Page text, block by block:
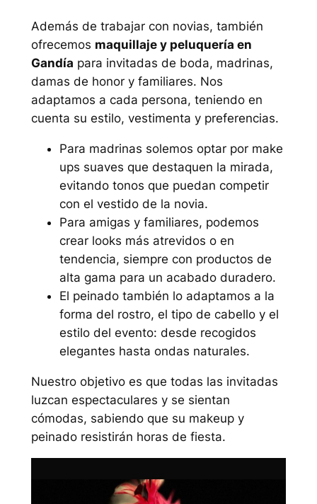
Además de trabajar con novias, también
ofrecemos maquillaje y peluquería en
Gandía para invitadas de boda, madrinas,
damas de honor y familiares. Nos
adaptamos a cada persona, teniendo en
cuenta su estilo, vestimenta y preferencias.
Para madrinas solemos optar por make
ups suaves que destaquen la mirada,
evitando tonos que puedan competir
con el vestido de la novia.
Para amigas y familiares, podemos
crear looks más atrevidos o en
tendencia, siempre con productos de
alta gama para un acabado duradero.
El peinado también lo adaptamos a la
forma del rostro, el tipo de cabello y el
estilo del evento: desde recogidos
elegantes hasta ondas naturales.
Nuestro objetivo es que todas las invitadas
luzcan espectaculares y se sientan
cómodas, sabiendo que su makeup y
peinado resistirán horas de fiesta.